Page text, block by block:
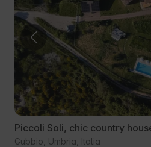
Piccoli Soli, chic country
Gubbio, Umbria, Italia